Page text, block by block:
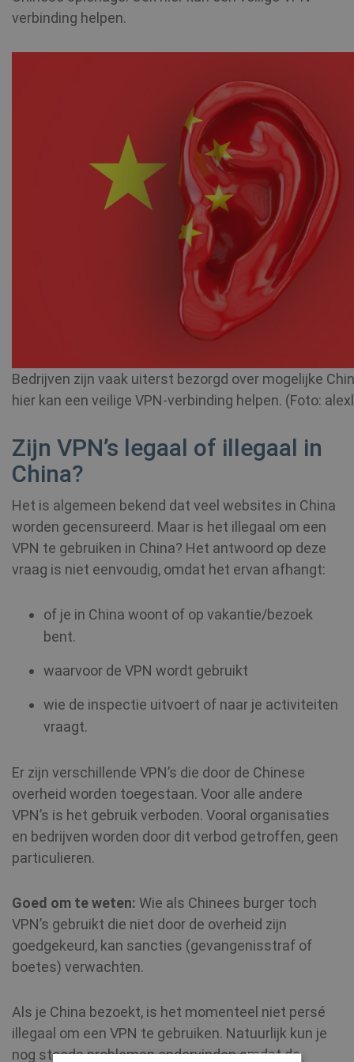
verbinding helpen.
Bedrijven zijn vaak uiterst bezorgd over mogelijke
hier kan een veilige VPN-verbinding helpen. (Foto:
Zijn VPN’s legaal of illegaal in
China?
Het is algemeen bekend dat veel websites in China
worden gecensureerd. Maar is het illegaal om een
VPN te gebruiken in China? Het antwoord op deze
vraag is niet eenvoudig, omdat het ervan afhangt:
of je in China woont of op vakantie/bezoek
bent.
waarvoor de VPN wordt gebruikt
wie de inspectie uitvoert of naar je activiteiten
vraagt.
Er zijn verschillende VPN’s die door de Chinese
overheid worden toegestaan. Voor alle andere
VPN’s is het gebruik verboden. Vooral organisaties
en bedrijven worden door dit verbod getroffen, geen
particulieren.
Goed om te weten: Wie als Chinees burger toch
VPN’s gebruikt die niet door de overheid zijn
goedgekeurd, kan sancties (gevangenisstraf of
boetes) verwachten.
Als je China bezoekt, is het momenteel niet persé
illegaal om een VPN te gebruiken. Natuurlijk kun je
nog steeds problemen ondervinden omdat de